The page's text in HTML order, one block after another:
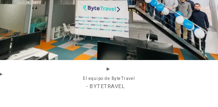
El equipo de ByteTravel
- BYTETRAVEL